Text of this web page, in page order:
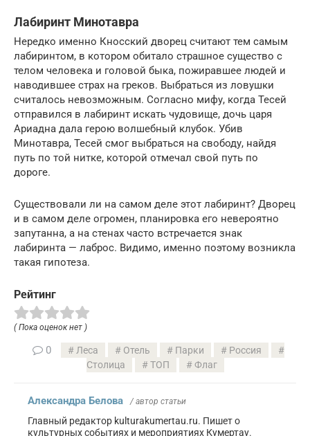
Лабиринт Минотавра
Нередко именно Кносский дворец считают тем самым
лабиринтом, в котором обитало страшное существо с
телом человека и головой быка, пожиравшее людей и
наводившее страх на греков. Выбраться из ловушки
считалось невозможным. Согласно мифу, когда Тесей
отправился в лабиринт искать чудовище, дочь царя
Ариадна дала герою волшебный клубок. Убив
Минотавра, Тесей смог выбраться на свободу, найдя
путь по той нитке, которой отмечал свой путь по
дороге.
Существовали ли на самом деле этот лабиринт? Дворец
и в самом деле огромен, планировка его невероятно
запутанна, а на стенах часто встречается знак
лабиринта — лаброс. Видимо, именно поэтому возникла
такая гипотеза.
Рейтинг
( Пока оценок нет )
0 Леса Отель Парки
Россия
Столица
ТОП Флаг
Александра Белова / автор статьи
Главный редактор kulturakumertau.ru. Пишет о
культурных событиях и мероприятиях Кумертау.